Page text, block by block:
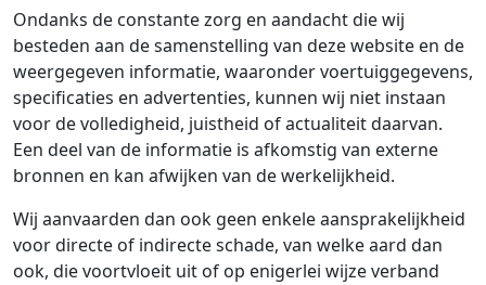
Ondanks de constante zorg en aandacht die wij
besteden aan de samenstelling van deze website en de
weergegeven informatie, waaronder voertuiggegevens,
specificaties en advertenties, kunnen wij niet instaan
voor de volledigheid, juistheid of actualiteit daarvan.
Een deel van de informatie is afkomstig van externe
bronnen en kan afwijken van de werkelijkheid.
Wij aanvaarden dan ook geen enkele aansprakelijkheid
voor directe of indirecte schade, van welke aard dan
ook, die voortvloeit uit of op enigerlei wijze verband